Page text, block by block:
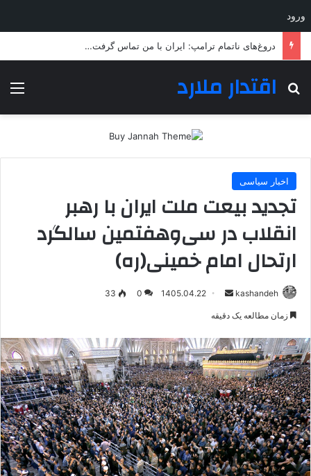
ورود
دروغ‌های ناتمام ترامپ: ایران با من تماس گرفت…
اقتدار ملارد
جستجو برای
اخبار سیاسی
تجدید بیعت ملت ایران با رهبر
انقلاب در سی‌وهفتمین سالگرد
ارتحال امام خمینی(ره)
kashandeh
ارسال1405.04.22
0
33
زمان مطالعه یک دقیقه